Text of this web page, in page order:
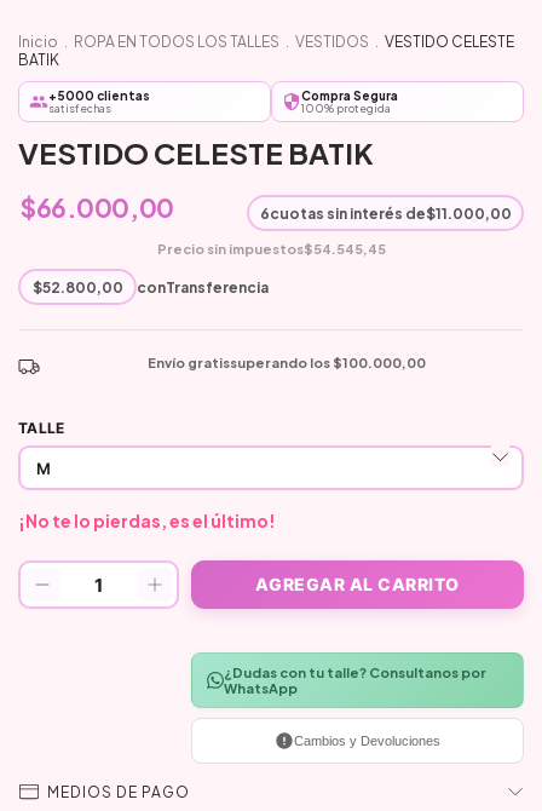
Inicio . ROPA EN TODOS LOS TALLES . VESTIDOS . VESTIDO CELESTE
BATIK
+5000 clientas
satisfechas
Compra Segura
100% protegida
VESTIDO CELESTE BATIK
$66.000,00 6cuotas sin interés de$11.000,00
Precio sin impuestos$54.545,45
$52.800,00 conTransferencia
Envío gratissuperando los $100.000,00
TALLE
¡No te lo pierdas, es el último!
¿Dudas con tu talle? Consultanos por
WhatsApp
Cambios y Devoluciones
MEDIOS DE PAGO